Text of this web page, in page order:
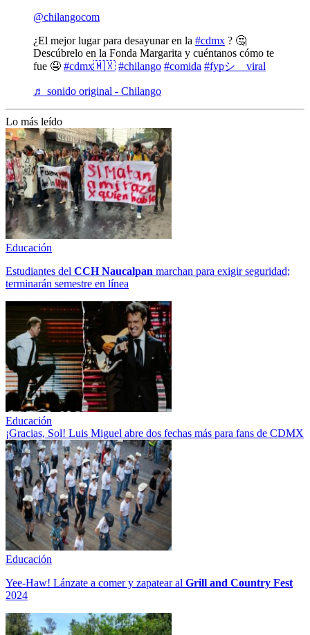
@chilangocom
¿El mejor lugar para desayunar en la #cdmx ? 🤔
Descúbrelo en la Fonda Margarita y cuéntanos cómo te
fue 🤤 #cdmx🇲🇽 #chilango #comida #fypシ゚viral
♬ sonido original - Chilango
Lo más leído
Educación
Estudiantes del CCH Naucalpan marchan para exigir seguridad;
terminarán semestre en línea
Educación
¡Gracias, Sol! Luis Miguel abre dos fechas más para fans de CDMX
Educación
Yee-Haw! Lánzate a comer y zapatear al Grill and Country Fest
2024